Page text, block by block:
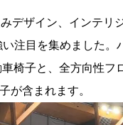
デザイン、インテ
注目を集めました
椅子と、全方向性
が含まれます。